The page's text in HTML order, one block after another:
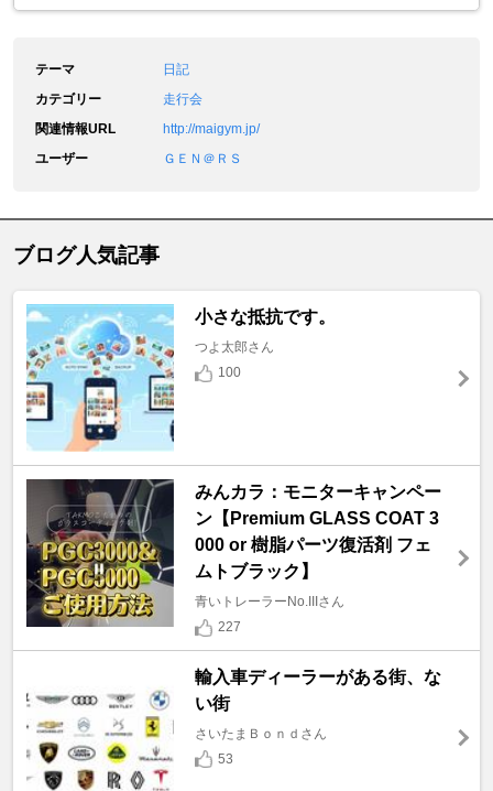
テーマ
日記
カテゴリー
走行会
関連情報URL
http://maigym.jp/
ユーザー
ＧＥＮ＠ＲＳ
ブログ人気記事
小さな抵抗です。
つよ太郎さん
100
みんカラ：モニターキャンペー
ン【Premium GLASS COAT 3
000 or 樹脂パーツ復活剤 フェ
ムトブラック】
青いトレーラーNo.IIIさん
227
輸入車ディーラーがある街、な
い街
さいたまＢｏｎｄさん
53